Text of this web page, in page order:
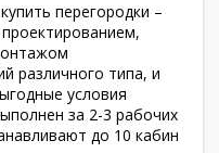
перегородки –
различного типа, и
условия
за 2-3 рабочих
до 10 кабин